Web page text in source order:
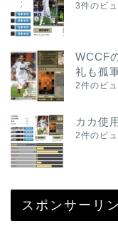
3件のビ
WCCF
礼も孤
2件のビ
カカ使
2件のビ
スポンサーリ